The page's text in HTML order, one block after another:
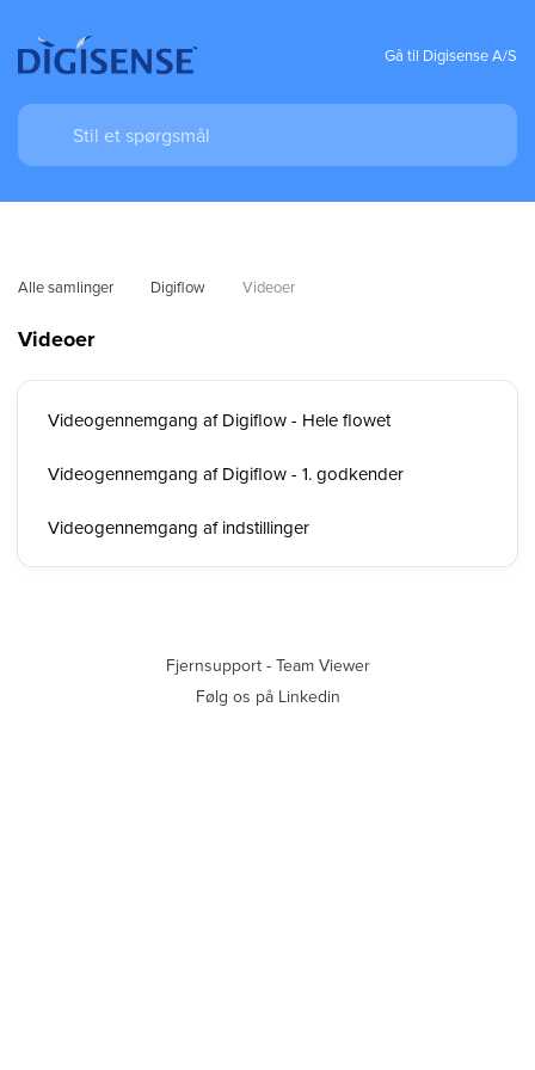
Gå til Digisense A/S
Alle samlinger Digiflow Videoer
Videoer
Videogennemgang af Digiflow - Hele flowet
Videogennemgang af Digiflow - 1. godkender
Videogennemgang af indstillinger
Fjernsupport - Team Viewer
Følg os på Linkedin